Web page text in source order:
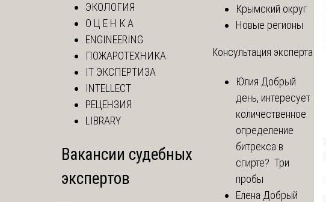
ЭКОЛОГИЯ
О Ц Е Н К А
ENGINEERING
ПОЖАРОТЕХНИКА
IT ЭКСПЕРТИЗА
INTELLECT
РЕЦЕНЗИЯ
LIBRARY
Вакансии судебных
экспертов
Крымский округ
Новые регионы
Консультация эксперта
Юлия Добрый
день, интересует
количественное
определение
битрекса в
спирте? Три
пробы
Елена Добрый